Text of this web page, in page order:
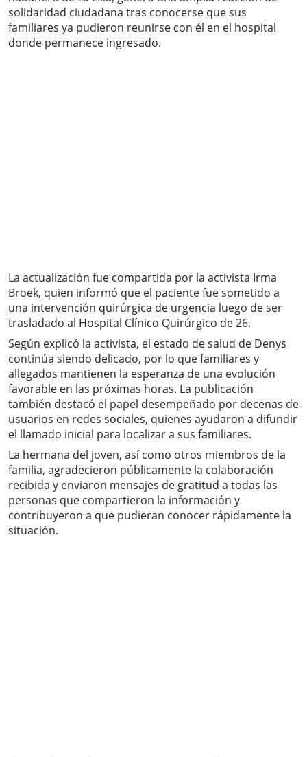
solidaridad ciudadana tras conocerse que sus
familiares ya pudieron reunirse con él en el hospital
donde permanece ingresado.
La actualización fue compartida por la activista Irma
Broek, quien informó que el paciente fue sometido a
una intervención quirúrgica de urgencia luego de ser
trasladado al Hospital Clínico Quirúrgico de 26.
Según explicó la activista, el estado de salud de Denys
continúa siendo delicado, por lo que familiares y
allegados mantienen la esperanza de una evolución
favorable en las próximas horas. La publicación
también destacó el papel desempeñado por decenas de
usuarios en redes sociales, quienes ayudaron a difundir
el llamado inicial para localizar a sus familiares.
La hermana del joven, así como otros miembros de la
familia, agradecieron públicamente la colaboración
recibida y enviaron mensajes de gratitud a todas las
personas que compartieron la información y
contribuyeron a que pudieran conocer rápidamente la
situación.